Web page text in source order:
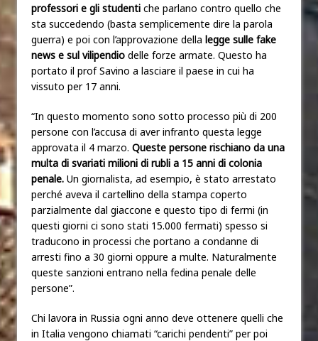
professori e gli studenti che parlano contro quello che
sta succedendo (basta semplicemente dire la parola
guerra) e poi con l’approvazione della legge sulle fake
news e sul vilipendio delle forze armate. Questo ha
portato il prof Savino a lasciare il paese in cui ha
vissuto per 17 anni.
“In questo momento sono sotto processo più di 200
persone con l’accusa di aver infranto questa legge
approvata il 4 marzo. Queste persone rischiano da una
multa di svariati milioni di rubli a 15 anni di colonia
penale. Un giornalista, ad esempio, è stato arrestato
perché aveva il cartellino della stampa coperto
parzialmente dal giaccone e questo tipo di fermi (in
questi giorni ci sono stati 15.000 fermati) spesso si
traducono in processi che portano a condanne di
arresti fino a 30 giorni oppure a multe. Naturalmente
queste sanzioni entrano nella fedina penale delle
persone”.
Chi lavora in Russia ogni anno deve ottenere quelli che
in Italia vengono chiamati “carichi pendenti” per poi